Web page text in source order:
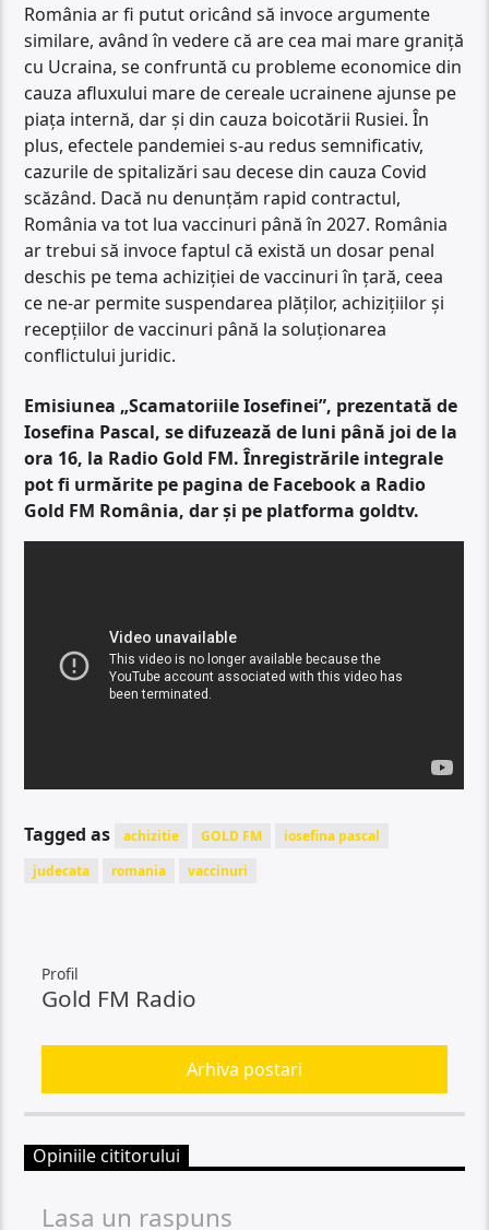
România ar fi putut oricând să invoce argumente
similare, având în vedere că are cea mai mare graniță
cu Ucraina, se confruntă cu probleme economice din
cauza afluxului mare de cereale ucrainene ajunse pe
piața internă, dar și din cauza boicotării Rusiei. În
plus, efectele pandemiei s-au redus semnificativ,
cazurile de spitalizări sau decese din cauza Covid
scăzând. Dacă nu denunțăm rapid contractul,
România va tot lua vaccinuri până în 2027. România
ar trebui să invoce faptul că există un dosar penal
deschis pe tema achiziției de vaccinuri în țară, ceea
ce ne-ar permite suspendarea plăților, achizițiilor și
recepțiilor de vaccinuri până la soluționarea
conflictului juridic.
Emisiunea „Scamatoriile Iosefinei”, prezentată de
Iosefina Pascal, se difuzează de luni până joi de la
ora 16, la Radio Gold FM. Înregistrările integrale
pot fi urmărite pe pagina de Facebook a Radio
Gold FM România, dar și pe platforma goldtv.
Tagged as achizitie GOLD FM
iosefina pascal
judecata
romania vaccinuri
Profil
Gold FM Radio
Arhiva postari
Opiniile cititorului
Lasa un raspuns